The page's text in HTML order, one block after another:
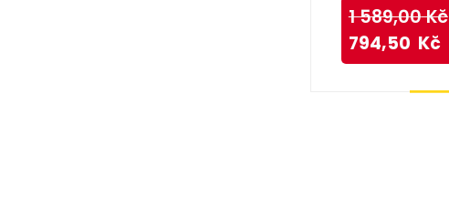
1 589,00Kč
794,50 Kč